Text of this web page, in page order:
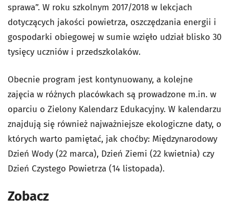
sprawa”. W roku szkolnym 2017/2018 w lekcjach
dotyczących jakości powietrza, oszczędzania energii i
gospodarki obiegowej w sumie wzięło udział blisko 30
tysięcy uczniów i przedszkolaków.
Obecnie program jest kontynuowany, a kolejne
zajęcia w różnych placówkach są prowadzone m.in. w
oparciu o Zielony Kalendarz Edukacyjny. W kalendarzu
znajdują się również najważniejsze ekologiczne daty, o
których warto pamiętać, jak choćby: Międzynarodowy
Dzień Wody (22 marca), Dzień Ziemi (22 kwietnia) czy
Dzień Czystego Powietrza (14 listopada).
Zobacz